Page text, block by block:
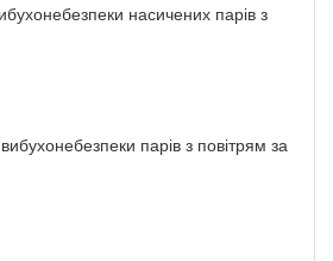
насичених парів з
парів з повітрям за